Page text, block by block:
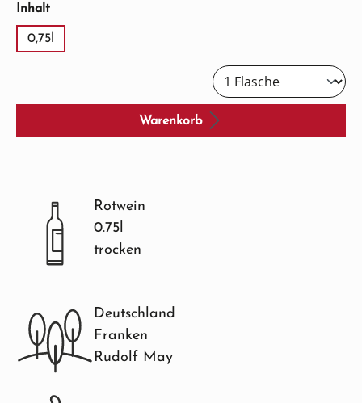
Inhaltauswählen
0,75l
Warenkorb
Rotwein
0.75l
trocken
Deutschland
Franken
Rudolf May